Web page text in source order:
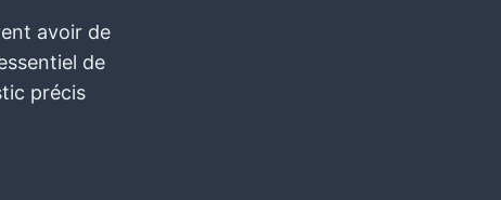
avoir de
de
précis